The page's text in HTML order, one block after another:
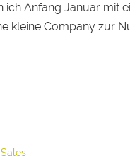
Anfang Januar mit
kleine Company zur
Sales